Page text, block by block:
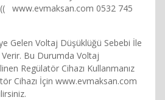
(( www.evmaksan.com 0532 745
Gelen Voltaj Düşüklüğü Sebebi İle
Bu Durumda Voltaj
Regülatör Cihazı Kullanmanız
Cihazı İçin www.evmaksan.com